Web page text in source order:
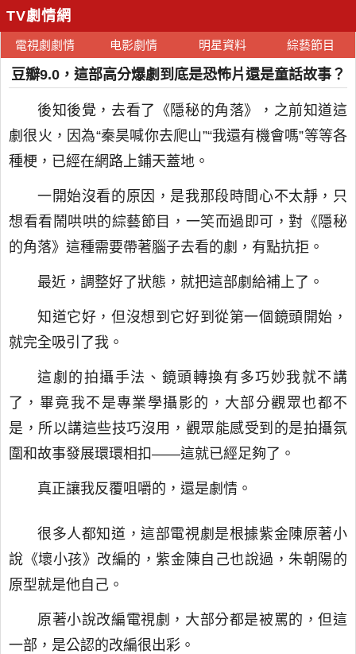
TV劇情網
電視劇劇情 电影劇情 明星資料 綜藝節目
豆瓣9.0，這部高分爆劇到底是恐怖片還是童話故事？
後知後覺，去看了《隱秘的角落》，之前知道這
劇很火，因為“秦昊喊你去爬山”“我還有機會嗎”等等各
種梗，已經在網路上鋪天蓋地。
一開始沒看的原因，是我那段時間心不太靜，只
想看看鬧哄哄的綜藝節目，一笑而過即可，對《隱秘
的角落》這種需要帶著腦子去看的劇，有點抗拒。
最近，調整好了狀態，就把這部劇給補上了。
知道它好，但沒想到它好到從第一個鏡頭開始，
就完全吸引了我。
這劇的拍攝手法、鏡頭轉換有多巧妙我就不講
了，畢竟我不是專業學攝影的，大部分觀眾也都不
是，所以講這些技巧沒用，觀眾能感受到的是拍攝氛
圍和故事發展環環相扣——這就已經足夠了。
真正讓我反覆咀嚼的，還是劇情。
很多人都知道，這部電視劇是根據紫金陳原著小
說《壞小孩》改編的，紫金陳自己也說過，朱朝陽的
原型就是他自己。
原著小說改編電視劇，大部分都是被罵的，但這
一部，是公認的改編很出彩。